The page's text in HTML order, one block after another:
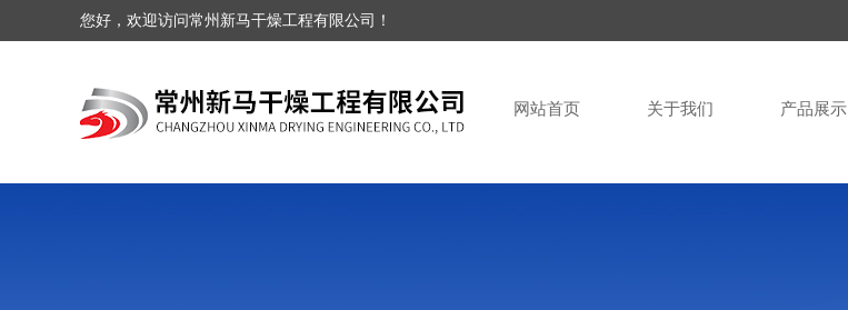
您好，欢迎访问常州新马干燥工程有限公司！
网站首页 关于我们 产品展示